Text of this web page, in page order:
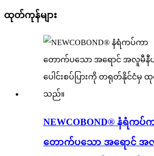
ထုတ်ကုန်များ
NEWCOBOND® နံရံကပ်
တောက်ပသော အရောင်